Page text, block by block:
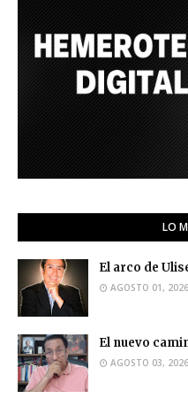
LO
El arco de
AGOSTO 01, 2026
El nuevo
AGOSTO 03, 2026